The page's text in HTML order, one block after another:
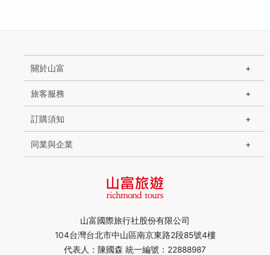
山富國際旅行社股份有限公司
104台灣台北市中山區南京東路2段85號4樓
代表人：陳國森 統一編號：22888987
關於山富
旅客服務
訂購須知
同業與企業